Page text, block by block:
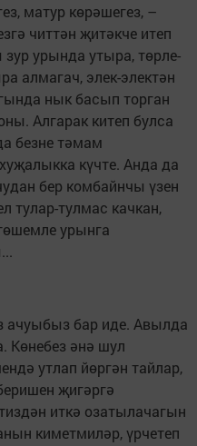
матур көрәшегез, –
читтән җитәкче итеп
урында утыра, төрле-
алмагач, элек-электән
нык басып торган
Алгарак китеп булса
безне тәмам
күчте. Анда да
бер комбайнчы үзен
тулар-тулмас качкан,
урынга
ачуыбыз бар иде. Авылда
Көнебез әнә шул
утлап йөргән тайлар,
җигәргә
иткә озатылачагын
киметмиләр, үрчетеп